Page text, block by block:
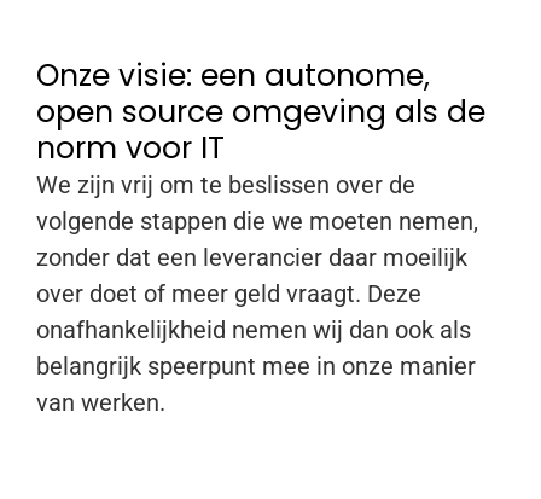
Onze visie: een autonome,
open source omgeving als de
norm voor IT
We zijn vrij om te beslissen over de
volgende stappen die we moeten nemen,
zonder dat een leverancier daar moeilijk
over doet of meer geld vraagt. Deze
onafhankelijkheid nemen wij dan ook als
belangrijk speerpunt mee in onze manier
van werken.